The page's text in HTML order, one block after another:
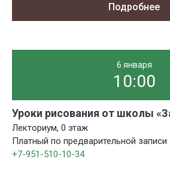
Подробнее
6 января
10:00
Уроки рисования от школы
Лекториум, 0 этаж
Платный по предварительной записи
+7-951-510-10-34